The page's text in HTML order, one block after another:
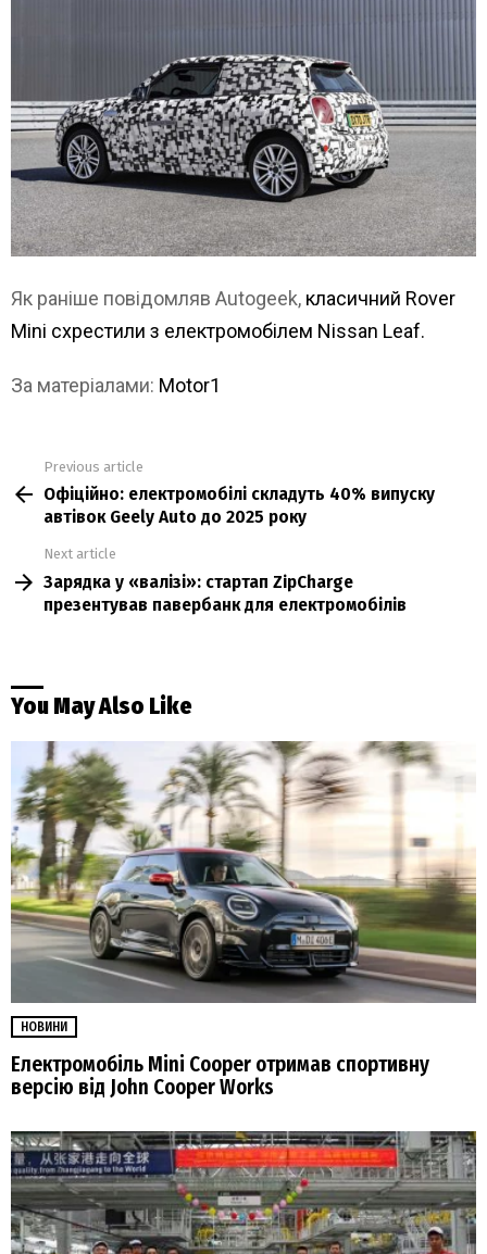
Як раніше повідомляв Autogeek, класичний Rover
Mini схрестили з електромобілем Nissan Leaf.
За матеріалами: Motor1
more
Previous article
Офіційно: електромобілі складуть 40% випуску
автівок Geely Auto до 2025 року
Next article
Зарядка у «валізі»: стартап ZipCharge
презентував павербанк для електромобілів
You May Also Like
НОВИНИ
Електромобіль Mini Cooper отримав спортивну
версію від John Cooper Works